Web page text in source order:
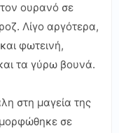
ουρανό σε
Λίγο αργότερα,
φωτεινή,
τα γύρω βουνά.
στη μαγεία της
σε